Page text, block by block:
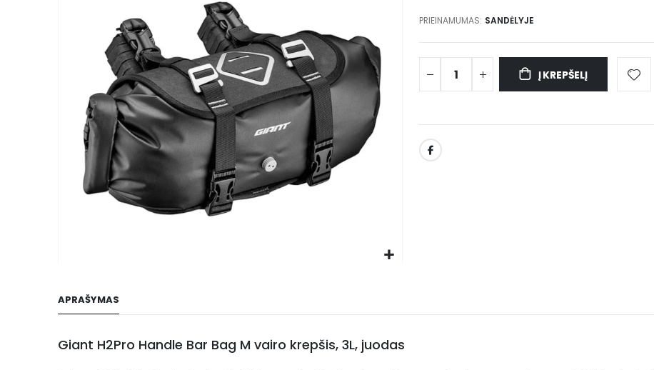
the
of
PRIEINAMUMAS: SANDĖLYJE
Į KREPŠELĮ
APRAŠYMAS
Giant H2Pro Handle Bar Bag M vairo krepšis, 3L, juodas